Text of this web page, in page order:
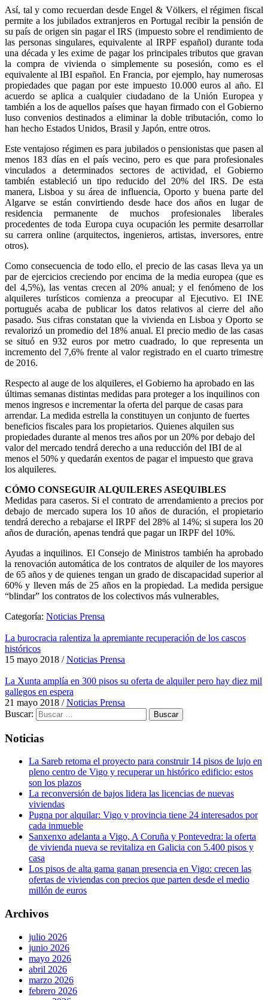
Así, tal y como recuerdan desde Engel & Völkers, el régimen fiscal
permite a los jubilados extranjeros en Portugal recibir la pensión de
su país de origen sin pagar el IRS (impuesto sobre el rendimiento de
las personas singulares, equivalente al IRPF español) durante toda
una década y les exime de pagar los principales tributos que gravan
la compra de vivienda o simplemente su posesión, como es el
equivalente al IBI español. En Francia, por ejemplo, hay numerosas
propiedades que pagan por este impuesto 10.000 euros al año. El
acuerdo se aplica a cualquier ciudadano de la Unión Europea y
también a los de aquellos países que hayan firmado con el Gobierno
luso convenios destinados a eliminar la doble tributación, como lo
han hecho Estados Unidos, Brasil y Japón, entre otros.
Este ventajoso régimen es para jubilados o pensionistas que pasen al
menos 183 días en el país vecino, pero es que para profesionales
vinculados a determinados sectores de actividad, el Gobierno
también estableció un tipo reducido del 20% del IRS. De esta
manera, Lisboa y su área de influencia, Oporto y buena parte del
Algarve se están convirtiendo desde hace dos años en lugar de
residencia permanente de muchos profesionales liberales
procedentes de toda Europa cuya ocupación les permite desarrollar
su carrera online (arquitectos, ingenieros, artistas, inversores, entre
otros).
Como consecuencia de todo ello, el precio de las casas lleva ya un
par de ejercicios creciendo por encima de la media europea (que es
del 4,5%), las ventas crecen al 20% anual; y el fenómeno de los
alquileres turísticos comienza a preocupar al Ejecutivo. El INE
portugués acaba de publicar los datos relativos al cierre del año
pasado. Sus cifras constatan que la vivienda en Lisboa y Oporto se
revalorizó un promedio del 18% anual. El precio medio de las casas
se situó en 932 euros por metro cuadrado, lo que representa un
incremento del 7,6% frente al valor registrado en el cuarto trimestre
de 2016.
Respecto al auge de los alquileres, el Gobierno ha aprobado en las
últimas semanas distintas medidas para proteger a los inquilinos con
menos ingresos e incrementar la oferta del parque de casas para
arrendar. La medida estrella la constituyen un conjunto de fuertes
beneficios fiscales para los propietarios. Quienes alquilen sus
propiedades durante al menos tres años por un 20% por debajo del
valor del mercado tendrá derecho a una reducción del IBI de al
menos el 50% y quedarán exentos de pagar el impuesto que grava
los alquileres.
CÓMO CONSEGUIR ALQUILERES ASEQUIBLES
Medidas para caseros. Si el contrato de arrendamiento a precios por
debajo de mercado supera los 10 años de duración, el propietario
tendrá derecho a rebajarse el IRPF del 28% al 14%; si supera los 20
años de duración, apenas tendrá que pagar un IRPF del 10%.
Ayudas a inquilinos. El Consejo de Ministros también ha aprobado
la renovación automática de los contratos de alquiler de los mayores
de 65 años y de quienes tengan un grado de discapacidad superior al
60% y lleven más de 25 años en la propiedad. La medida persigue
“blindar” los contratos de los colectivos más vulnerables,
Categoría: Noticias Prensa
La burocracia ralentiza la apremiante recuperación de los cascos
históricos
15 mayo 2018 /Noticias Prensa
La Xunta amplía en 300 pisos su oferta de alquiler pero hay diez mil
gallegos en espera
21 mayo 2018 /Noticias Prensa
Buscar:
Noticias
La Sareb retoma el proyecto para construir 14 pisos de lujo en
pleno centro de Vigo y recuperar un histórico edificio: estos
son los plazos
La reconversión de bajos lidera las licencias de nuevas
viviendas
Pugna por alquilar: Vigo y provincia tiene 24 interesados por
cada inmueble
Sanxenxo adelanta a Vigo, A Coruña y Pontevedra: la oferta
de vivienda nueva se revitaliza en Galicia con 5.400 pisos y
casa
Los pisos de alta gama ganan presencia en Vigo: crecen las
ofertas de viviendas con precios que parten desde el medio
millón de euros
Archivos
julio 2026
junio 2026
mayo 2026
abril 2026
marzo 2026
febrero 2026